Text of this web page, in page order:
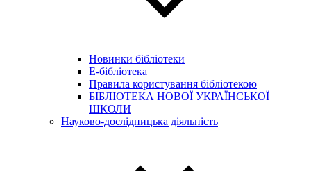
Новинки бібліотеки
E-бібліотека
Правила користування бібліотекою
БІБЛІОТЕКА НОВОЇ УКРАЇНСЬКОЇ
ШКОЛИ
Науково-дослідницька діяльність